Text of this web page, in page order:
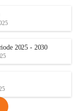
2025 - 2030